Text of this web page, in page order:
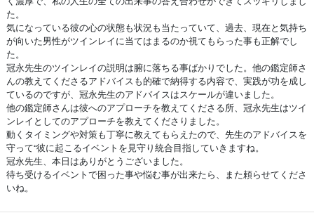
た。
気になっている彼の心の状態も状況も当たっていて、過去、現在と気持ち
が向いた男性がツインレイに当てはまるのか視てもらった事も正解でし
た。
冠永先生のツインレイの説明は腑に落ちる事ばかりでした。他の鑑定師さ
んの教えてくださるアドバイスも的確で納得する内容で、実践が功を成し
ているのですが、冠永先生のアドバイスはスケールが違いました。
他の鑑定師さんは彼へのアプローチを教えてくださる所、冠永先生はツイ
ンレイとしてのアプローチを教えてくださりました。
動くタイミングや対策も丁寧に教えてもらえたので、先生のアドバイスを
守って“彼に起こるイベントを見守り統合目指していきますね。
冠永先生、本日はありがとうございました。
待ち受けるイベントで困った事や悩む事が出来たら、また頼らせてくださ
いね。